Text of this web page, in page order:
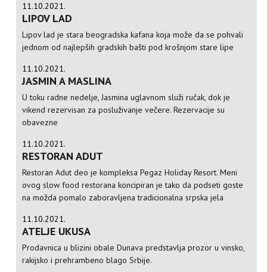
11.10.2021.
LIPOV LAD
Lipov lad je stara beogradska kafana koja može da se pohvali
jednom od najlepših gradskih bašti pod krošnjom stare lipe
11.10.2021.
JASMIN A MASLINA
U toku radne nedelje, Jasmina uglavnom služi ručak, dok je
vikend rezervisan za posluživanje večere. Rezervacije su
obavezne
11.10.2021.
RESTORAN ADUT
Restoran Adut deo je kompleksa Pegaz Holiday Resort. Meni
ovog slow food restorana koncipiran je tako da podseti goste
na možda pomalo zaboravljena tradicionalna srpska jela
11.10.2021.
ATELJE UKUSA
Prodavnica u blizini obale Dunava predstavlja prozor u vinsko,
rakijsko i prehrambeno blago Srbije.